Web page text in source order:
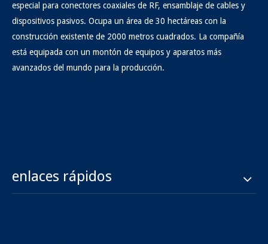
especial para conectores coaxiales de RF, ensamblaje de cables y
dispositivos pasivos. Ocupa un área de 30 hectáreas con la
construcción existente de 2000 metros cuadrados. La compañía
está equipada con un montón de equipos y aparatos más
avanzados del mundo para la producción.
enlaces rápidos